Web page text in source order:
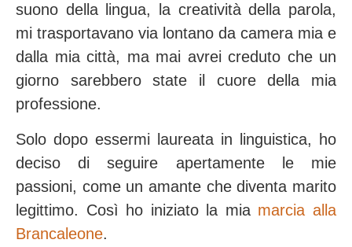
suono della lingua, la creatività della parola,
mi trasportavano via lontano da camera mia e
dalla mia città, ma mai avrei creduto che un
giorno sarebbero state il cuore della mia
professione.
Solo dopo essermi laureata in linguistica, ho
deciso di seguire apertamente le mie
passioni, come un amante che diventa marito
legittimo. Così ho iniziato la mia marcia alla
Brancaleone.